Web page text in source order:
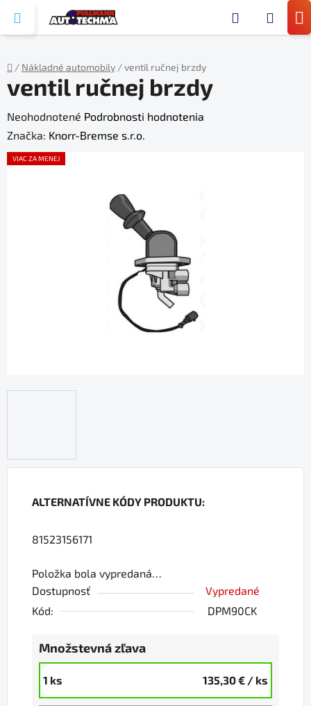
obsah
Domov
/ Nákladné automobily /ventil ručnej brzdy
ALTERNATÍVNE KÓDY PRODUKTU:
81523156171
Položka bola vypredaná…
Dostupnosť
Vypredané
Kód:
DPM90CK
Množstevná zľava
1 ks 135,30 € / ks
ventil ručnej brzdy
Priemerné
hodnotenie
produktu
Neohodnotené Podrobnosti hodnotenia
Značka: Knorr-Bremse s.r.o.
VIAC ZA MENEJ